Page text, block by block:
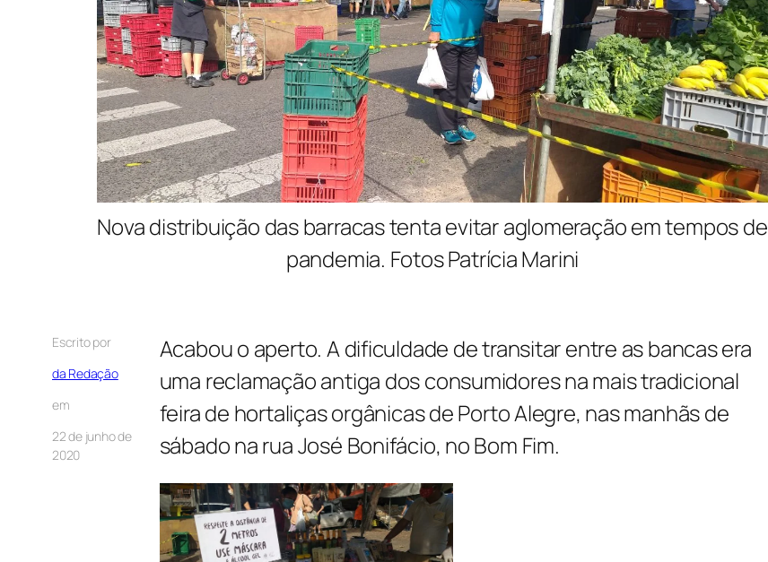
Nova distribuição das barracas tenta evitar aglomeração em tempos de
pandemia. Fotos Patrícia Marini
Escrito por
da Redação
em
22 de junho de
2020
Acabou o aperto. A dificuldade de transitar entre as bancas era
uma reclamação antiga dos consumidores na mais tradicional
feira de hortaliças orgânicas de Porto Alegre, nas manhãs de
sábado na rua José Bonifácio, no Bom Fim.